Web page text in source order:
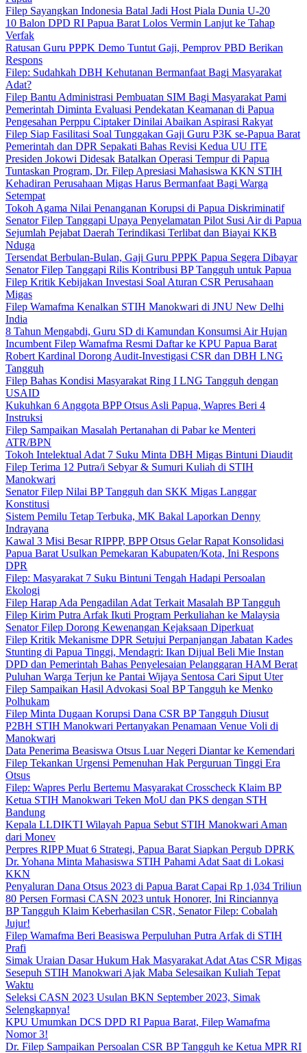
Filep Sayangkan Indonesia Batal Jadi Host Piala Dunia U-20
10 Balon DPD RI Papua Barat Lolos Vermin Lanjut ke Tahap
Verfak
Ratusan Guru PPPK Demo Tuntut Gaji, Pemprov PBD Berikan
Respons
Filep: Sudahkah DBH Kehutanan Bermanfaat Bagi Masyarakat
Adat?
Filep Bantu Administrasi Pembuatan SIM Bagi Masyarakat Pami
Pemerintah Diminta Evaluasi Pendekatan Keamanan di Papua
Pengesahan Perppu Ciptaker Dinilai Abaikan Aspirasi Rakyat
Filep Siap Fasilitasi Soal Tunggakan Gaji Guru P3K se-Papua Barat
Pemerintah dan DPR Sepakati Bahas Revisi Kedua UU ITE
Presiden Jokowi Didesak Batalkan Operasi Tempur di Papua
Tuntaskan Program, Dr. Filep Apresiasi Mahasiswa KKN STIH
Kehadiran Perusahaan Migas Harus Bermanfaat Bagi Warga
Setempat
Tokoh Agama Nilai Penanganan Korupsi di Papua Diskriminatif
Senator Filep Tanggapi Upaya Penyelamatan Pilot Susi Air di Papua
Sejumlah Pejabat Daerah Terindikasi Terlibat dan Biayai KKB
Nduga
Tersendat Berbulan-Bulan, Gaji Guru PPPK Papua Segera Dibayar
Senator Filep Tanggapi Rilis Kontribusi BP Tangguh untuk Papua
Filep Kritik Kebijakan Investasi Soal Aturan CSR Perusahaan
Migas
Filep Wamafma Kenalkan STIH Manokwari di JNU New Delhi
India
8 Tahun Mengabdi, Guru SD di Kamundan Konsumsi Air Hujan
Incumbent Filep Wamafma Resmi Daftar ke KPU Papua Barat
Robert Kardinal Dorong Audit-Investigasi CSR dan DBH LNG
Tangguh
Filep Bahas Kondisi Masyarakat Ring I LNG Tangguh dengan
USAID
Kukuhkan 6 Anggota BPP Otsus Asli Papua, Wapres Beri 4
Instruksi
Filep Sampaikan Masalah Pertanahan di Pabar ke Menteri
ATR/BPN
Tokoh Intelektual Adat 7 Suku Minta DBH Migas Bintuni Diaudit
Filep Terima 12 Putra/i Sebyar & Sumuri Kuliah di STIH
Manokwari
Senator Filep Nilai BP Tangguh dan SKK Migas Langgar
Konstitusi
Sistem Pemilu Tetap Terbuka, MK Bakal Laporkan Denny
Indrayana
Kawal 3 Misi Besar RIPPP, BPP Otsus Gelar Rapat Konsolidasi
Papua Barat Usulkan Pemekaran Kabupaten/Kota, Ini Respons
DPR
Filep: Masyarakat 7 Suku Bintuni Tengah Hadapi Persoalan
Ekologi
Filep Harap Ada Pengadilan Adat Terkait Masalah BP Tangguh
Filep Kirim Putra Arfak Ikuti Program Perkuliahan ke Malaysia
Senator Filep Dorong Kewenangan Kejaksaan Diperkuat
Filep Kritik Mekanisme DPR Setujui Perpanjangan Jabatan Kades
Stunting di Papua Tinggi, Mendagri: Ikan Dijual Beli Mie Instan
DPD dan Pemerintah Bahas Penyelesaian Pelanggaran HAM Berat
Puluhan Warga Terjun ke Pantai Wijaya Sentosa Cari Siput Uter
Filep Sampaikan Hasil Advokasi Soal BP Tangguh ke Menko
Polhukam
Filep Minta Dugaan Korupsi Dana CSR BP Tangguh Diusut
P2BH STIH Manokwari Pertanyakan Penamaan Venue Voli di
Manokwari
Data Penerima Beasiswa Otsus Luar Negeri Diantar ke Kemendari
Filep Tekankan Urgensi Pemenuhan Hak Perguruan Tinggi Era
Otsus
Filep: Wapres Perlu Bertemu Masyarakat Crosscheck Klaim BP
Ketua STIH Manokwari Teken MoU dan PKS dengan STH
Bandung
Kepala LLDIKTI Wilayah Papua Sebut STIH Manokwari Aman
dari Monev
Perpres RIPP Muat 6 Strategi, Papua Barat Siapkan Pergub DPRK
Dr. Yohana Minta Mahasiswa STIH Pahami Adat Saat di Lokasi
KKN
Penyaluran Dana Otsus 2023 di Papua Barat Capai Rp 1,034 Triliun
80 Persen Formasi CASN 2023 untuk Honorer, Ini Rinciannya
BP Tangguh Klaim Keberhasilan CSR, Senator Filep: Cobalah
Jujur!
Filep Wamafma Beri Beasiswa Perpuluhan Putra Arfak di STIH
Prafi
Simak Uraian Dasar Hukum Hak Masyarakat Adat Atas CSR Migas
Sesepuh STIH Manokwari Ajak Maba Selesaikan Kuliah Tepat
Waktu
Seleksi CASN 2023 Usulan BKN September 2023, Simak
Selengkapnya!
KPU Umumkan DCS DPD RI Papua Barat, Filep Wamafma
Nomor 3!
Dr. Filep Sampaikan Persoalan CSR BP Tangguh ke Ketua MPR RI